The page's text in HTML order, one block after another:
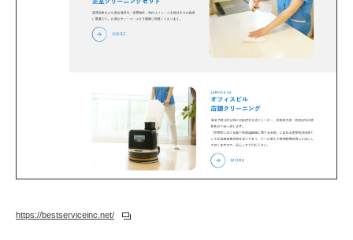
https://bestserviceinc.net/